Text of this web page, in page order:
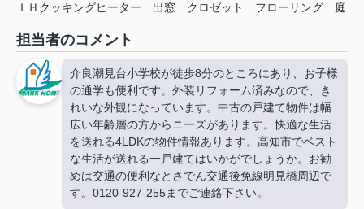
ＩＨクッキングヒーター 出窓 クロゼット フローリング 庭
担当者のコメント
介良潮見台小学校が徒歩8分のところにあり、お子様
の通学も便利です。外装リフォーム済みなので、き
れいな外観になっています。中古の戸建て物件は幅
広い年齢層の方からニーズがあります。快適な生活
を送れる4LDKの物件情報あります。高知市でベスト
な生活が送れる一戸建てはいかがでしょうか。お勧
めは交通の便利なとさでん交通後免線明見橋周辺で
す。0120-927-255までご連絡下さい。